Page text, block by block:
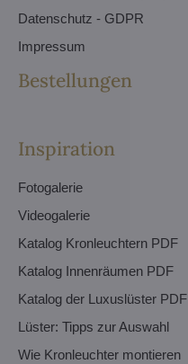
Datenschutz - GDPR
Impressum
Bestellungen
Inspiration
Fotogalerie
Videogalerie
Katalog Kronleuchtern PDF
Katalog Innenräumen PDF
Katalog der Luxuslüster PDF
Lüster: Tipps zur Auswahl
Wie Kronleuchter montieren